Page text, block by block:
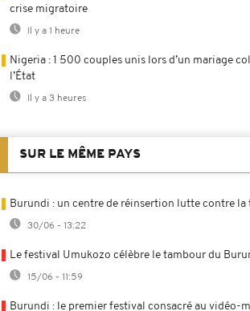
crise migratoire
Il y a 1 heure
Nigeria : 1 500 couples unis lors d’un mariage
l’État
Il y a 3 heures
SUR LE MÊME PAYS
Burundi : un centre de réinsertion lutte contre
30/06 - 13:22
Le festival Umukozo célèbre le tambour du
15/06 - 11:59
Burundi : le premier festival consacré au vidéo-